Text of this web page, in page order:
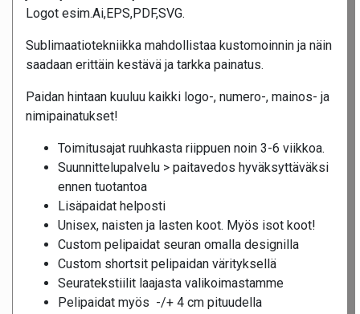
Logot esim.Ai,EPS,PDF,SVG.
Sublimaatiotekniikka mahdollistaa kustomoinnin ja näin
saadaan erittäin kestävä ja tarkka painatus.
Paidan hintaan kuuluu kaikki logo-, numero-, mainos- ja
nimipainatukset!
Toimitusajat ruuhkasta riippuen noin 3-6 viikkoa.
Suunnittelupalvelu > paitavedos hyväksyttäväksi
ennen tuotantoa
Lisäpaidat helposti
Unisex, naisten ja lasten koot. Myös isot koot!
Custom pelipaidat seuran omalla designilla
Custom shortsit pelipaidan värityksellä
Seuratekstiilit laajasta valikoimastamme
Pelipaidat myös -/+ 4 cm pituudella